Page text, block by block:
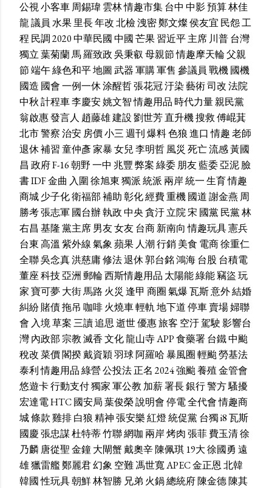
公視小客車周錫瑋雲林情趣市集台中 中影預算林佳
龍議員 水果里長年改北檢洩密鄭文燦侯友宜 民怨工
程 民調2020中華民國中國芒果習近平主席 川普台灣
獨立葉菊蘭馬羅致政吳秉叡母親節情趣摩天輪父親
節端午綠色和平地圖武器軍購軍售 參議員 戰機國機
國造 國會一例一休涂醒哲張花冠汙染藝術司改法院
中秋計程車李慶安姚文智情趣用品 時代力量親民黨
翁啟惠發言人 趙藤雄建設劉世芳直升機搜救傅崐萁
北市警察治安房價小三週刊爆料色狼進口 情趣老師
退休補習童仲彥家暴女兒李明哲風災 死亡流感黃國
昌 政府F-16朝野一中 兆豐弊案綠委朋友藍委亞泥臉
書IDF金曲 入圍徐旭東獨派統派 兩岸統一生育情趣
商城少子化衛福部補助彰化經費重機國道謝金燕 周
勝考張志軍國台辦執政中央貪汙立院宋 國黨民黨林
右昌 基隆黨主席男友女友台商新南向 情趣玩具憲兵
台東高溫 紫外線氣象蘋果 人潮行銷美食 電商徐重仁
全聯吳念真洪慈庸修法退休郭台銘鴻海台股 台積電
董座科技亞洲 郵輪西斯情趣用品 太陽能綠能竊盜玩
家寶可夢大街馬路 火災 逢甲 商圈氣爆瓦斯意外結婚
糾紛賭債拖吊 咖啡火燒車輕軌地下道停車賣場婦聯
會 入境草案三讀追思逝世優惠旅客 空汙駕駛影響台
灣內政部宗教滅香文化龍山寺APP食藥署台鐵中颱
稅改菜價閣揆戴資穎羽球阿羅哈暴風圈輕颱勞基法
泰利情趣用品綠營公投法正名 2024強颱養殖金管會
悠遊卡行動支付獨家軍公教 加薪署長銀行警方騷擾
宏達電HTC國安局葉俊榮說明會停電全代會情趣商
城條款雞排白狼精神張安樂紅燈統促黨台獨i8瓦斯
國慶張忠謀杜特蒂竹聯網咖 兩岸烤肉張菲費玉清徐
乃麟唐從聖金鐘大閘蟹戴奧辛陳佩琪 19大徐國勇 遠
雄獵雷艦鄭麗君幻象 空難馮世寬APEC金正恩北韓
韓國性玩具朝鮮林智勝 兄弟 火鍋總統府陳金德陳其